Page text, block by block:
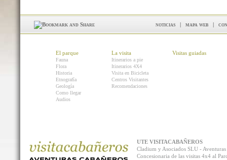
noticias | mapa web |
El parque
Fauna
Flora
Historia
Etnografía
Geología
Como llegar
Audios
La visita
Itinerarios a pie
Itinerarios 4X4
Visita en Bicicleta
Centros Visitantes
Recomendaciones
Visitas guiadas
UTE VISITACABAÑEROS
Cladium y Asociados SLU -
Concesionaria de las visitas 4x4 al